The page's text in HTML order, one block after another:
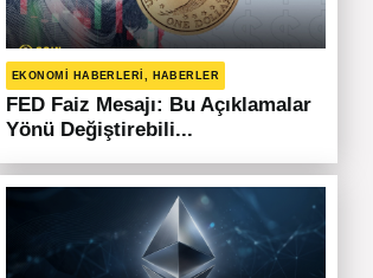
EKONOMI HABERLERI, HABERLER
FED Faiz Mesajı: Bu Açıklamalar
Yönü Değiştirebili...